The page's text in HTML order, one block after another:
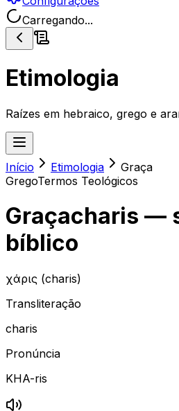
Carregando...
Etimologia
Raízes em hebraico, grego e
Início Etimologia
Graça
GregoTermos Teológicos
Graçacharis —
bíblico
χάρις (charis)
Transliteração
charis
Pronúncia
KHA-ris